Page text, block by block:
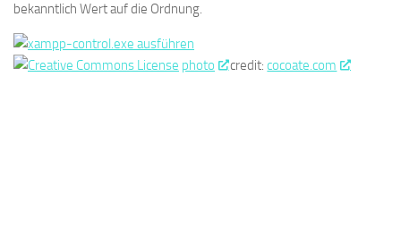
bekanntlich Wert auf die Ordnung.
photo credit:cocoate.com